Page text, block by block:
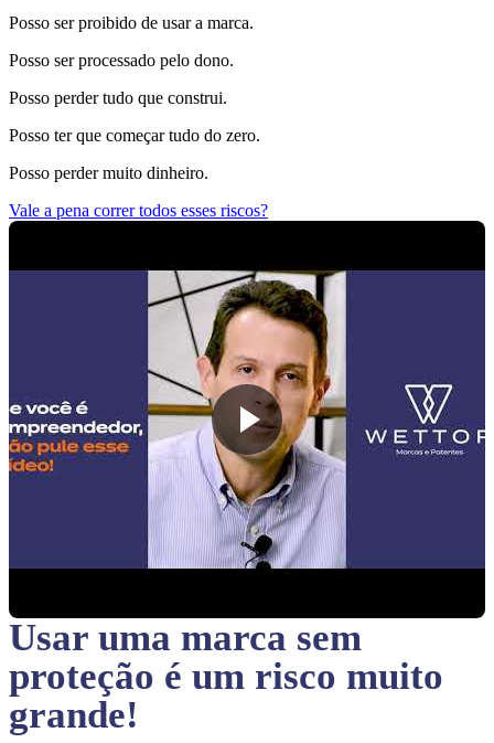
Posso ser proibido de usar a marca.
Posso ser processado pelo dono.
Posso perder tudo que construi.
Posso ter que começar tudo do zero.
Posso perder muito dinheiro.
Vale a pena correr todos esses riscos?
Usar uma marca sem
proteção é um risco muito
grande!